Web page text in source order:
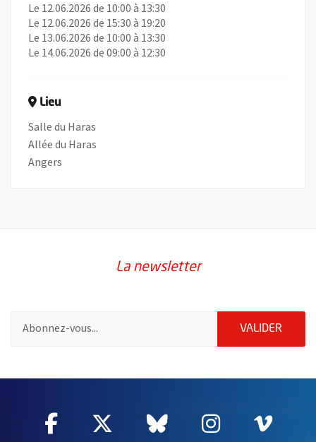
Le 12.06.2026 de 10:00 à 13:30
Le 12.06.2026 de 15:30 à 19:20
Le 13.06.2026 de 10:00 à 13:30
Le 14.06.2026 de 09:00 à 12:30
Lieu
Salle du Haras
Allée du Haras
Angers
La newsletter
VALIDER
Facebook
, Ouvre une nouvelle fenêtre
Twitter
, Ouvre une nouvelle
Bluesky
, Ouvre une
Instagram
, Ouvre
,